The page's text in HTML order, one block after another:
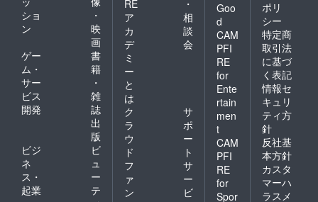
ショ
ン
・
映
画
ゲー
ム・
サー
ビス
開発
書
籍
・
雑
誌
出
版
ビジ
ネ
ス・
起業
ビ
ュ
ー
テ
RE
ア
カ
デ
ミ
ー
と
は
・
相
談
会
ク
ラ
ウ
ド
フ
ァ
ン
サ
ポ
ー
ト
サ
ー
ビ
Goo
d
CAM
PFI
RE
for
Ente
rtain
men
t
CAM
PFI
RE
for
Spor
ポリ
シー
特定商
取引法
に基づ
く表記
情報セ
キュリ
ティ方
針
反社基
本方針
カスタ
マーハ
ラスメ